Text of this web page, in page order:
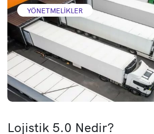
YÖNETMELIKLER
Lojistik 5.0 Nedir?